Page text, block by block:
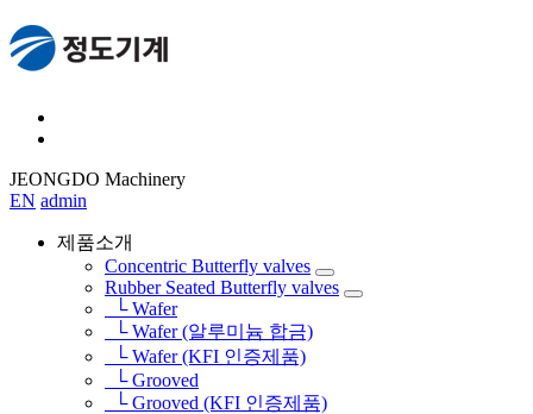
JEONGDO Machinery
EN admin
제품소개
Concentric Butterfly valves
Rubber Seated Butterfly valves
└ Wafer
└ Wafer (알루미늄 합금)
└ Wafer (KFI 인증제품)
└ Grooved
└ Grooved (KFI 인증제품)